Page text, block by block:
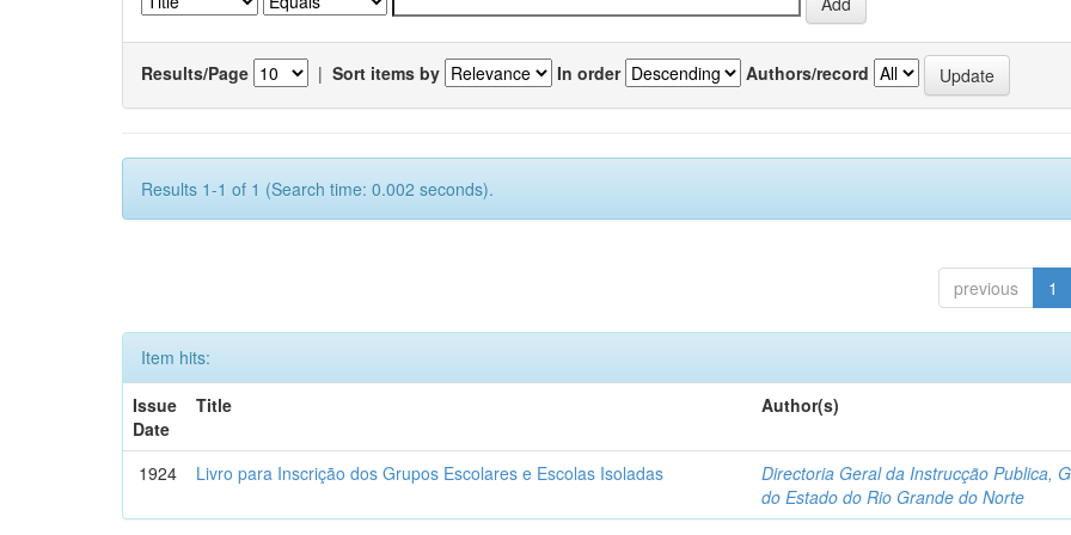
Results/Page | Sort items by In order Authors/record
Results 1-1 of 1 (Search time: 0.002 seconds).
previous 1
Item hits:
Issue
Date
Title Author(s)
1924 Livro para Inscrição dos Grupos Escolares e Escolas Isoladas
Directoria Geral da Instrucção Publica,
do Estado do Rio Grande do Norte